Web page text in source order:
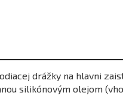
drážky na hlavni
silikónovým olejom